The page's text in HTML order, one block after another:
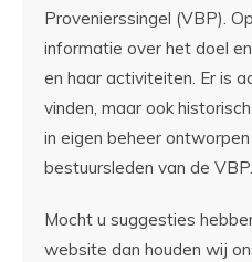
Provenierssingel (VBP).
informatie over het doel
en haar activiteiten. Er is
vinden, maar ook
in eigen beheer
bestuursleden van de VBP.
Mocht u suggesties
website dan houden wij